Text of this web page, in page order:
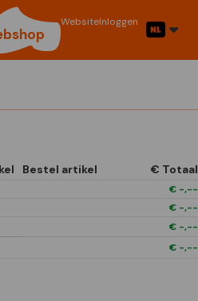
WebsiteInloggen
Bestel artikel € Totaal
€ -,--
€ -,--
€ -,--
€ -,--